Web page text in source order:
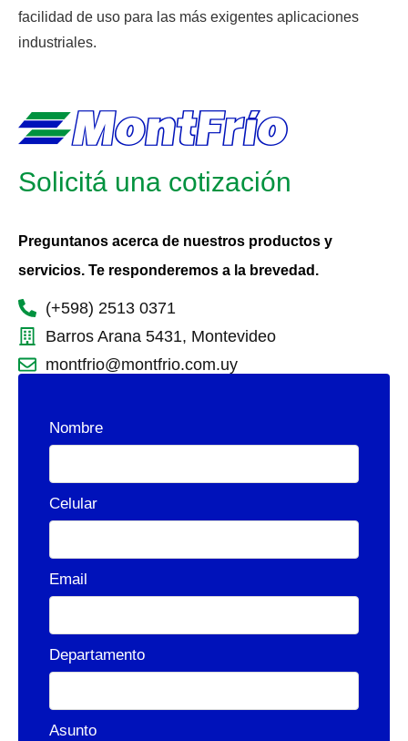
facilidad de uso para las más exigentes aplicaciones
industriales.
Nombre
Celular
Email
Departamento
Asunto
Solicitá una cotización
Preguntanos acerca de nuestros productos y
servicios. Te responderemos a la brevedad.
(+598) 2513 0371
Barros Arana 5431, Montevideo
montfrio@montfrio.com.uy